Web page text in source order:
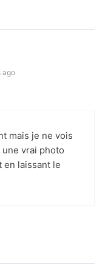
ago
mais je ne vois
une vrai photo
en laissant le